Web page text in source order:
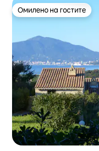
Омилено на гостите
Омилено на гостите